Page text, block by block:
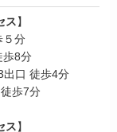
ス】
５分
歩8分
出口 徒歩4分
歩7分
ス】